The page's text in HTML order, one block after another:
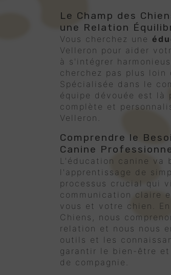
Le Champ des
une Relation
Vous cherchez une
Velleron pour aider
à s'intégrer
cherchez pas plus loin
Spécialisée dans le
équipe dévouée est là
complète et
Velleron.
Comprendre le
Canine
L'éducation canine va
l'apprentissage de
processus crucial qui
communication claire
vous et votre chien.
Chiens, nous
relation et nous nous
outils et les
garantir le bien-être
de compagnie.